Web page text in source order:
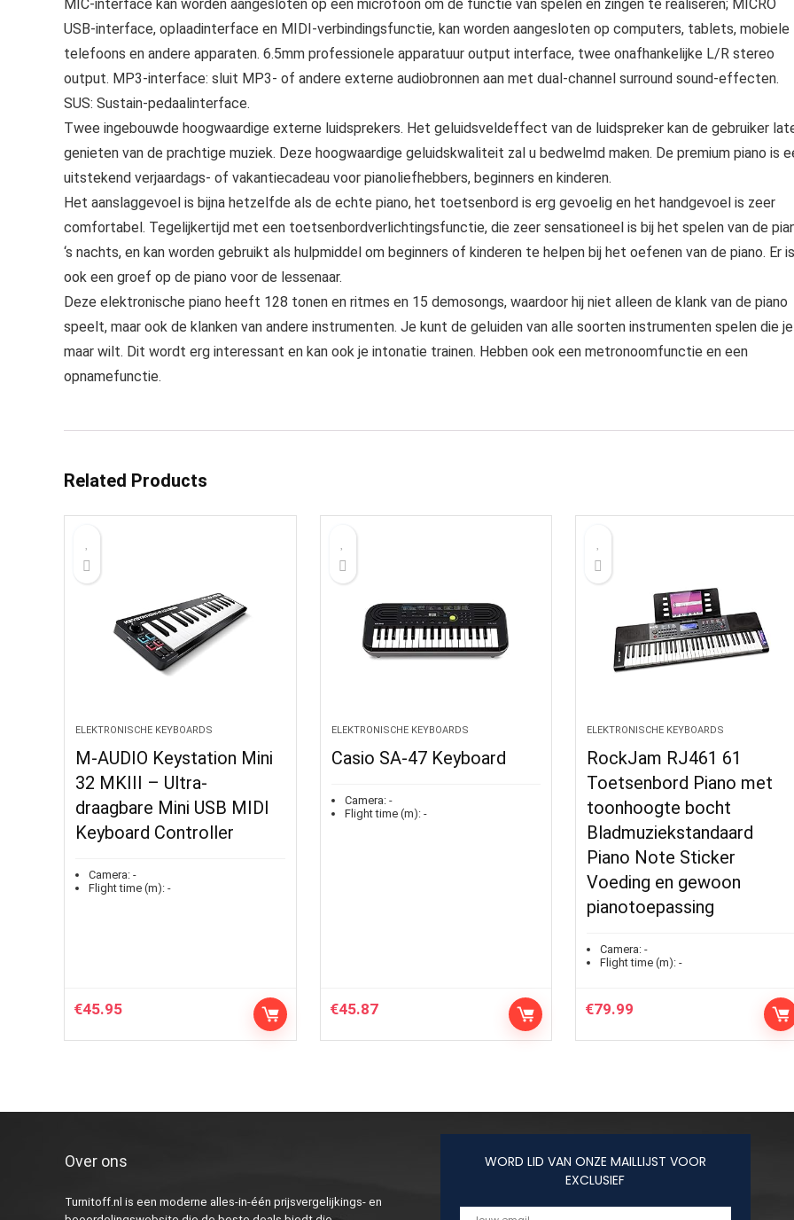
MIC-interface kan worden aangesloten op een microfoon om de functie van spelen en zingen te realiseren; MICRO
USB-interface, oplaadinterface en MIDI-verbindingsfunctie, kan worden aangesloten op computers, tablets, mobiele
telefoons en andere apparaten. 6.5mm professionele apparatuur output interface, twee onafhankelijke L/R stereo
output. MP3-interface: sluit MP3- of andere externe audiobronnen aan met dual‑channel surround sound-effecten.
SUS: Sustain-pedaalinterface.
Twee ingebouwde hoogwaardige externe luidsprekers. Het geluidsveldeffect van de luidspreker kan de gebruiker
genieten van de prachtige muziek. Deze hoogwaardige geluidskwaliteit zal u bedwelmd maken. De premium piano is
uitstekend verjaardags- of vakantiecadeau voor pianoliefhebbers, beginners en kinderen.
Het aanslaggevoel is bijna hetzelfde als de echte piano, het toetsenbord is erg gevoelig en het handgevoel is zeer
comfortabel. Tegelijkertijd met een toetsenbordverlichtingsfunctie, die zeer sensationeel is bij het spelen van de
‘s nachts, en kan worden gebruikt als hulpmiddel om beginners of kinderen te helpen bij het oefenen van de piano. Er is
ook een groef op de piano voor de lessenaar.
Deze elektronische piano heeft 128 tonen en ritmes en 15 demosongs, waardoor hij niet alleen de klank van de piano
speelt, maar ook de klanken van andere instrumenten. Je kunt de geluiden van alle soorten instrumenten spelen die je
maar wilt. Dit wordt erg interessant en kan ook je intonatie trainen. Hebben ook een metronoomfunctie en een
opnamefunctie.
Related Products
ELEKTRONISCHE KEYBOARDS
M-AUDIO Keystation Mini
32 MKIII – Ultra-
draagbare Mini USB MIDI
Keyboard Controller
Camera: -
Flight time (m): -
€45.95
ELEKTRONISCHE KEYBOARDS
Casio SA-47 Keyboard
Camera:-
Flight time (m):-
€45.87
ELEKTRONISCHE KEYBOARDS
RockJam RJ461 61
Toetsenbord Piano met
toonhoogte bocht
Bladmuziekstandaard
Piano Note Sticker
Voeding en gewoon
pianotoepassing
Camera: -
Flight time (m): -
€79.99
Over ons
Turnitoff.nl is een moderne alles-in-één prijsvergelijkings- en
WORD LID VAN ONZE MAILLIJST VOOR
EXCLUSIEF